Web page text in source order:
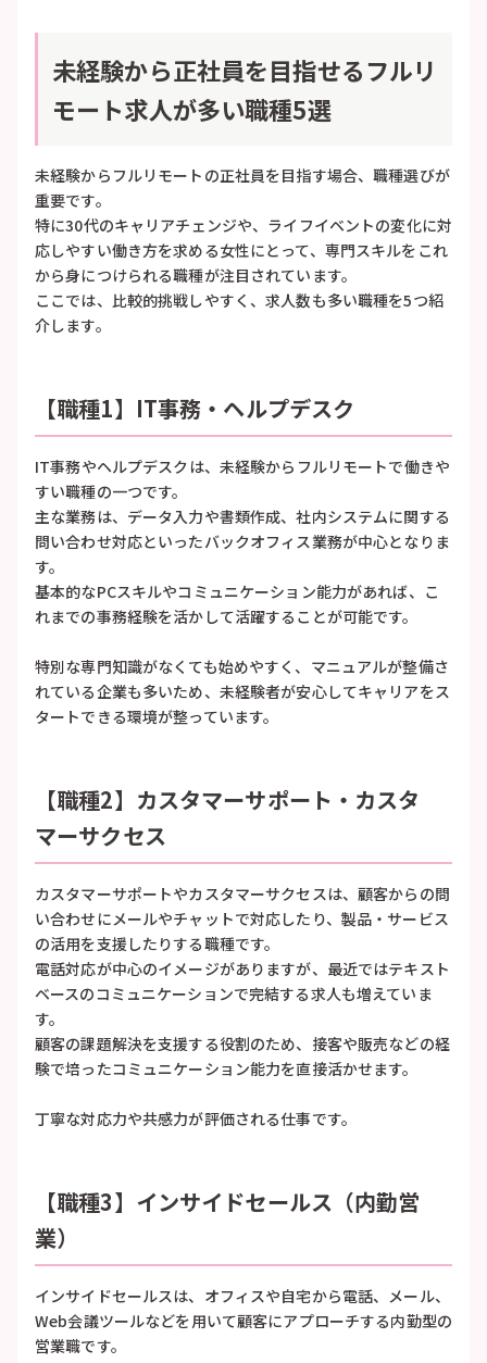
未経験から正社員を目指せるフルリ
モート求人が多い職種5選
未経験からフルリモートの正社員を目指す場合、職種選びが
重要です。
特に30代のキャリアチェンジや、ライフイベントの変化に対
応しやすい働き方を求める女性にとって、専門スキルをこれ
から身につけられる職種が注目されています。
ここでは、比較的挑戦しやすく、求人数も多い職種を5つ紹
介します。
【職種1】IT事務・ヘルプデスク
IT事務やヘルプデスクは、未経験からフルリモートで働きや
すい職種の一つです。
主な業務は、データ入力や書類作成、社内システムに関する
問い合わせ対応といったバックオフィス業務が中心となりま
す。
基本的なPCスキルやコミュニケーション能力があれば、こ
れまでの事務経験を活かして活躍することが可能です。
特別な専門知識がなくても始めやすく、マニュアルが整備さ
れている企業も多いため、未経験者が安心してキャリアをス
タートできる環境が整っています。
【職種2】カスタマーサポート・カスタ
マーサクセス
カスタマーサポートやカスタマーサクセスは、顧客からの問
い合わせにメールやチャットで対応したり、製品・サービス
の活用を支援したりする職種です。
電話対応が中心のイメージがありますが、最近ではテキスト
ベースのコミュニケーションで完結する求人も増えていま
す。
顧客の課題解決を支援する役割のため、接客や販売などの経
験で培ったコミュニケーション能力を直接活かせます。
丁寧な対応力や共感力が評価される仕事です。
【職種3】インサイドセールス（内勤営
業）
インサイドセールスは、オフィスや自宅から電話、メール、
Web会議ツールなどを用いて顧客にアプローチする内勤型の
営業職です。